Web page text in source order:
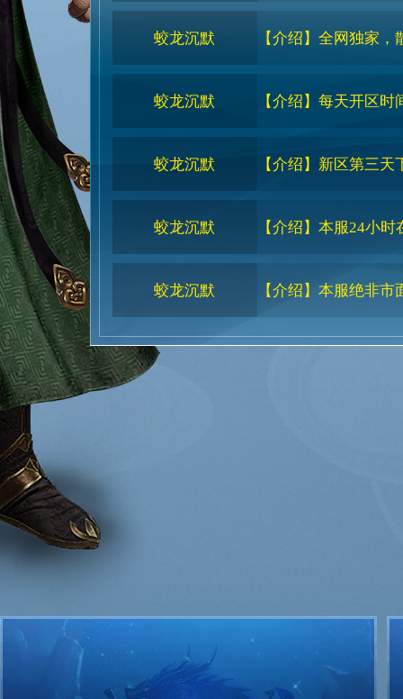
蛟龙沉默 【介绍】全网独家
蛟龙沉默 【介绍】每天开区
蛟龙沉默 【介绍】新区第三
蛟龙沉默 【介绍】本服24小
蛟龙沉默 【介绍】本服绝非